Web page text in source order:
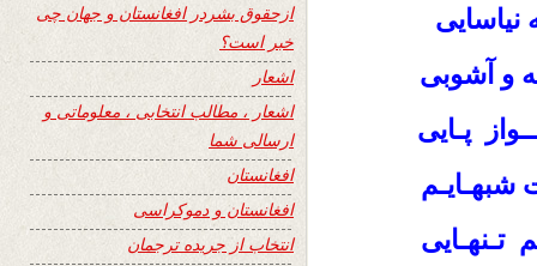
و آشوبی
پـایی
شبهـایـم
تـنهـایی
ازحقوق بشردر افغانستان و جهان چی
خبر است؟
اشعار
اشعار ، مطالب انتخابی ، معلوماتی و
ارسالی شما
افغانستان
افغانستان و دموکراسی
انتخاب از جریده ترجمان